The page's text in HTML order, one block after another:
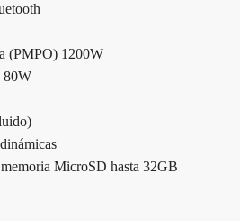
(PMPO) 1200W
80W
MicroSD hasta 32GB